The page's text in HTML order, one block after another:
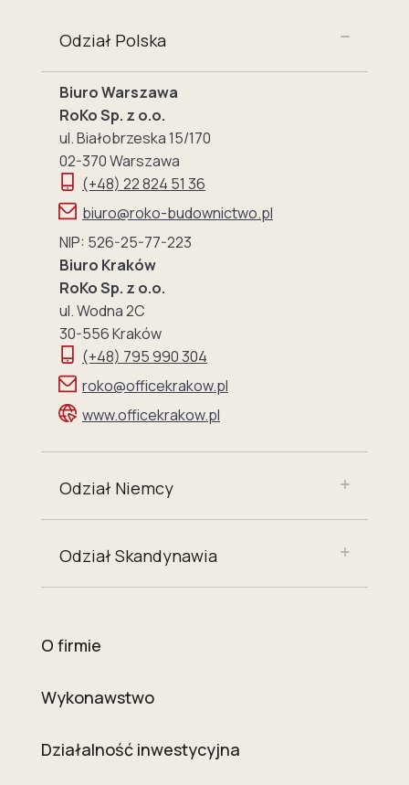
Odział Polska
Biuro Warszawa
RoKo Sp. z o.o.
ul. Białobrzeska 15/170
02-370 Warszawa
(+48) 22 824 51 36
biuro@roko-budownictwo.pl
NIP: 526-25-77-223
Biuro Kraków
RoKo Sp. z o.o.
ul. Wodna 2C
30-556 Kraków
(+48) 795 990 304
roko@officekrakow.pl
www.officekrakow.pl
Odział Niemcy
Odział Skandynawia
O firmie
Wykonawstwo
Działalność inwestycyjna